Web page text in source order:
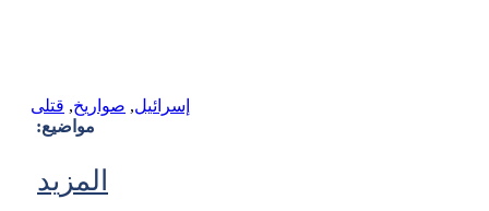
إسرائيل, صواريخ, قتلى
مواضيع:
المزيد